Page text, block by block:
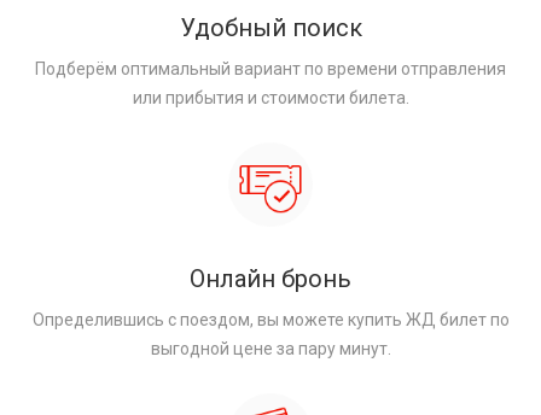
Удобный поиск
Подберём оптимальный вариант по времени отправления
или прибытия и стоимости билета.
Онлайн бронь
Определившись с поездом, вы можете купить ЖД билет по
выгодной цене за пару минут.